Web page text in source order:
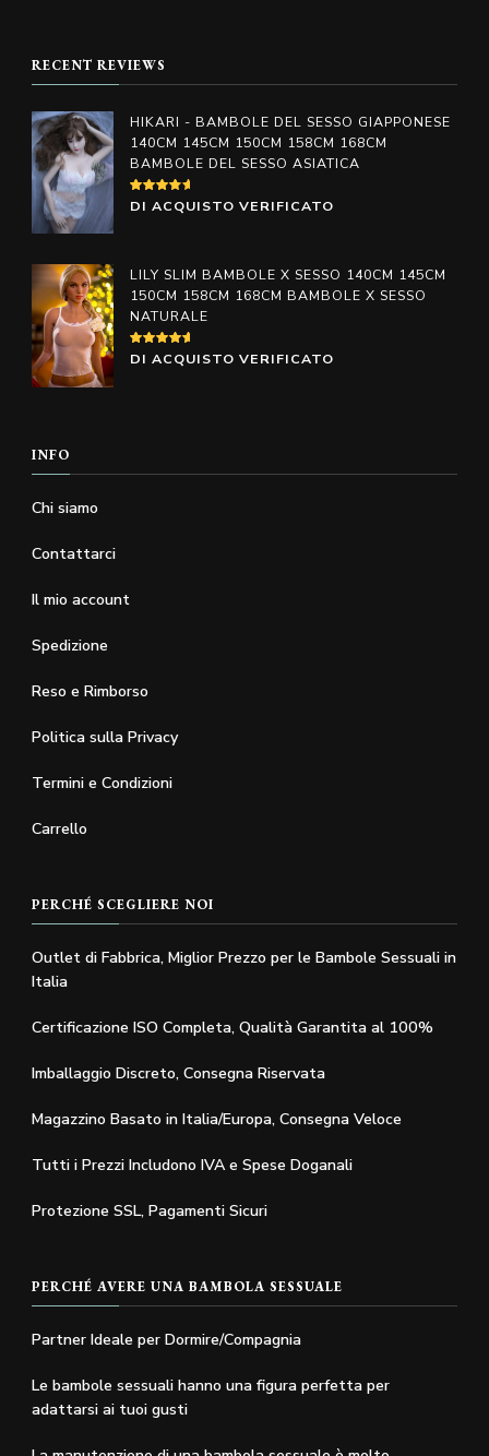
varianti.
opzioni
possono
essere
pagina
del
prodotto
opzioni
possono
pagina
RECENT REVIEWS
HIKARI - BAMBOLE DEL SESSO GIAPPONESE
140CM 145CM 150CM 158CM 168CM
BAMBOLE DEL SESSO ASIATICA
VALUTATO
4SU
DI ACQUISTO VERIFICATO
LILY SLIM BAMBOLE X SESSO 140CM 145CM
150CM 158CM 168CM BAMBOLE X SESSO
NATURALE
VALUTATO
5SU 5
DI ACQUISTO VERIFICATO
INFO
Chi siamo
Contattarci
Il mio account
Spedizione
Reso e Rimborso
Politica sulla Privacy
Termini e Condizioni
Carrello
PERCHÉ SCEGLIERE NOI
Outlet di Fabbrica, Miglior Prezzo per le Bambole Sessuali in
Italia
Certificazione ISO Completa, Qualità Garantita al 100%
Imballaggio Discreto, Consegna Riservata
Magazzino Basato in Italia/Europa, Consegna Veloce
Tutti i Prezzi Includono IVA e Spese Doganali
Protezione SSL, Pagamenti Sicuri
PERCHÉ AVERE UNA BAMBOLA SESSUALE
Partner Ideale per Dormire/Compagnia
Le bambole sessuali hanno una figura perfetta per
adattarsi ai tuoi gusti